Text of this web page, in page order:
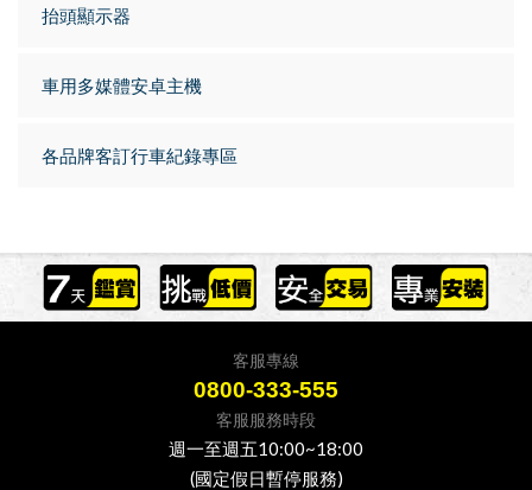
抬頭顯示器
車用多媒體安卓主機
各品牌客訂行車紀錄專區
客服專線
0800-333-555
客服服務時段
週一至週五10:00~18:00
(國定假日暫停服務)